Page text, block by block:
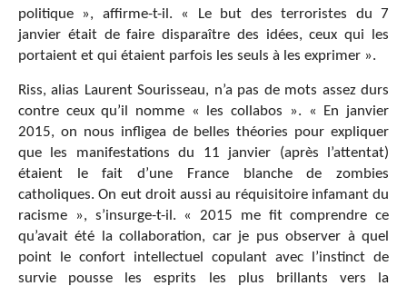
politique », affirme-t-il. « Le but des terroristes du 7
janvier était de faire disparaître des idées, ceux qui les
portaient et qui étaient parfois les seuls à les exprimer ».
Riss, alias Laurent Sourisseau, n’a pas de mots assez durs
contre ceux qu’il nomme « les collabos ». « En janvier
2015, on nous infligea de belles théories pour expliquer
que les manifestations du 11 janvier (après l’attentat)
étaient le fait d’une France blanche de zombies
catholiques. On eut droit aussi au réquisitoire infamant du
racisme », s’insurge-t-il. « 2015 me fit comprendre ce
qu’avait été la collaboration, car je pus observer à quel
point le confort intellectuel copulant avec l’instinct de
survie pousse les esprits les plus brillants vers la